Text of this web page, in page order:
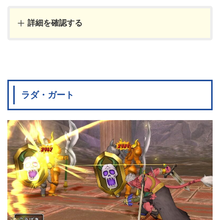
詳細を確認する
ラダ・ガート